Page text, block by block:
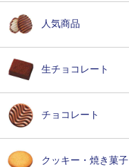
人気商品
生チョコレート
チョコレート
クッキー・焼き菓子